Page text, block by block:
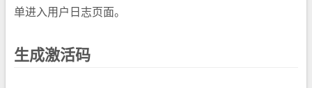
单进入用户日志页面。
生成激活码